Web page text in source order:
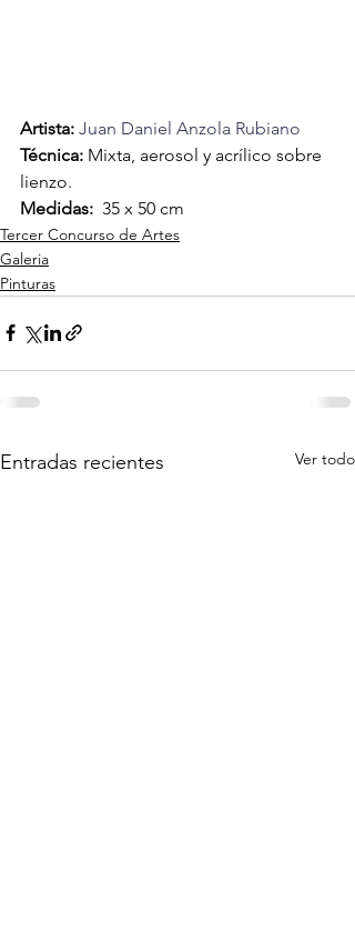
Artista: Juan Daniel Anzola Rubiano
Técnica: Mixta, aerosol y acrílico sobre
lienzo.
Medidas: 35 x 50 cm
Tercer Concurso de Artes
Galeria
Pinturas
Entradas recientes Ver todo